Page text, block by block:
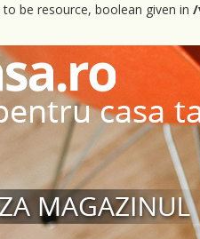
be resource, boolean given in /